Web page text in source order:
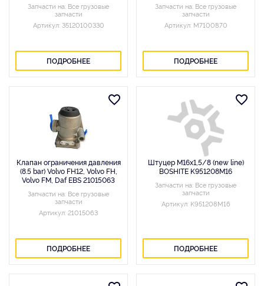
Запчасти на: Все грузовые
запчасти
Артикул: 35120100330
ПОДРОБНЕЕ
Запчасти на: Все грузовые
запчасти
Артикул: M7100870
ПОДРОБНЕЕ
Клапан ограничения давления
(8.5 bar) Volvo FH12, Volvo FH,
Volvo FM, Daf EBS 21015063
Запчасти на: Все грузовые
запчасти
Артикул: 21015063
ПОДРОБНЕЕ
Штуцер М16х1,5/8 (new line)
BOSHITE K951208M16
Запчасти на: Все грузовые
запчасти
Артикул: K951208M16
ПОДРОБНЕЕ